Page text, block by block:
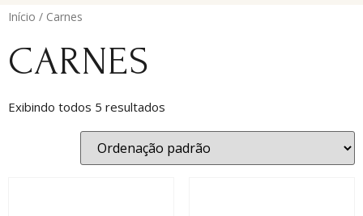
Início / Carnes
CARNES
Exibindo todos 5 resultados